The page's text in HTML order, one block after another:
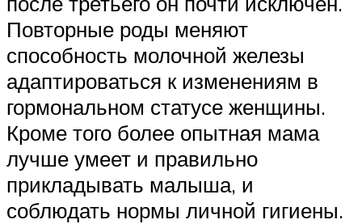
Повторные роды меняют
способность молочной железы
адаптироваться к изменениям в
гормональном статусе женщины.
Кроме того более опытная мама
лучше умеет и правильно
прикладывать малыша, и
соблюдать нормы личной гигиены.